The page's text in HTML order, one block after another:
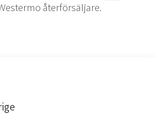
återförsäljare.